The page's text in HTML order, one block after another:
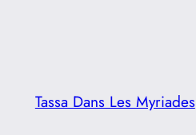
Tassa Dans Les Myriades